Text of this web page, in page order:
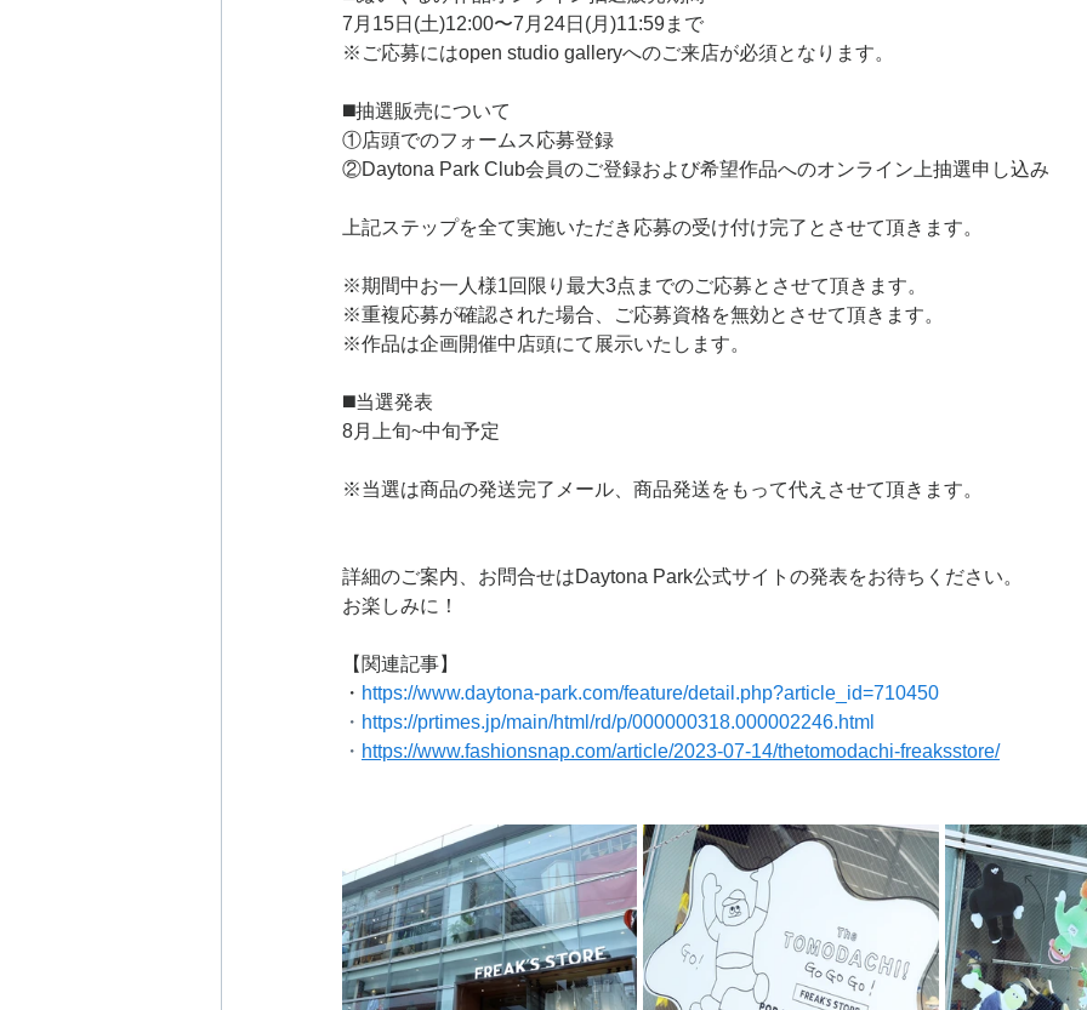
7月15日(土)12:00〜7月24日(月)11:59まで
※ご応募にはopen studio galleryへのご来店が必須となります。
◼️抽選販売について
①店頭でのフォームス応募登録
②Daytona Park Club会員のご登録および希望作品へのオンライン上抽選申し込み
上記ステップを全て実施いただき応募の受け付け完了とさせて頂きます。
※期間中お一人様1回限り最大3点までのご応募とさせて頂きます。
※重複応募が確認された場合、ご応募資格を無効とさせて頂きます。
※作品は企画開催中店頭にて展示いたします。
◼️当選発表
8月上旬~中旬予定
※当選は商品の発送完了メール、商品発送をもって代えさせて頂きます。
詳細のご案内、お問合せはDaytona Park公式サイトの発表をお待ちください。
お楽しみに！
【関連記事】
・ https://www.daytona-park.com/feature/detail.php?article_id=710450
・ https://prtimes.jp/main/html/rd/p/000000318.000002246.html
・ https://www.fashionsnap.com/article/2023-07-14/thetomodachi-freaksstore/